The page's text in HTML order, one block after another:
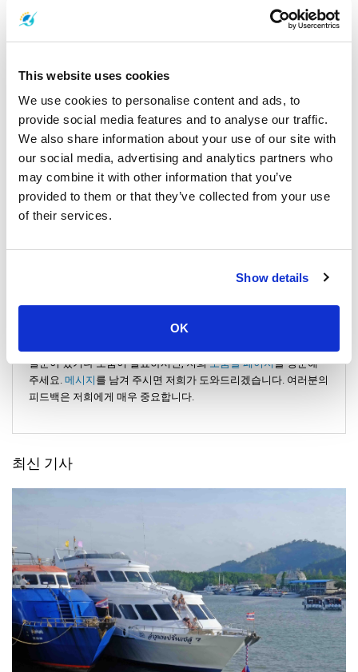
This website uses cookies
We use cookies to personalise content and ads, to
provide social media features and to analyse our traffic.
We also share information about your use of our site with
our social media, advertising and analytics partners who
may combine it with other information that you’ve
provided to them or that they’ve collected from your use
of their services.
Show details
OK
니다. 근처에는 맹그로브 숲이 있어 페리, 스피드보트, 미니밴 또는
살라단 부두에서 콩카 부두까지
코 란타의 살라단 부두에서 끄라비의콩카 부두까지 페리, 스피드
보트, 택시 또는 미니밴을 이용할 수 있습니다.
방문하기 가장 좋은 시기
연중 내내 따뜻하지만, 4월에서 5월, 9월에서 10월이 가장 더운 시
기입니다.
끄라비를 방문하기 가장 좋은 시기는 11월에서 3월입니다. 이 시기
에서 공유해 주세요.
질문이 있거나 도움이 필요하시면, 저희도움말 페이지를 방문해
주세요. 메시지 를 남겨 주시면 저희가 도와드리겠습니다. 여러분의
피드백은 저희에게 매우 중요합니다.
최신 기사